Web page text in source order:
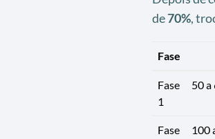
de70%,
Fase
Fase
1
50 a
Fase
100